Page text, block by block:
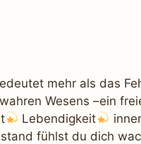
mehr als das
Wesens –ein
Lebendigkeit
fühlst du dich